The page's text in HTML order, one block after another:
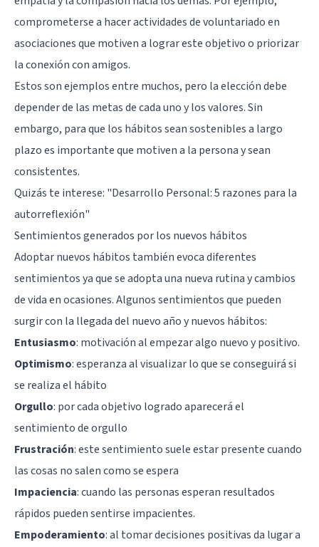
comprometerse a hacer actividades de voluntariado en
asociaciones que motiven a lograr este objetivo o priorizar
la conexión con amigos.
Estos son ejemplos entre muchos, pero la elección debe
depender de las metas de cada uno y los valores. Sin
embargo, para que los hábitos sean sostenibles a largo
plazo es importante que motiven a la persona y sean
consistentes.
Quizás te interese: "Desarrollo Personal: 5 razones para la
autorreflexión"
Sentimientos generados por los nuevos hábitos
Adoptar nuevos hábitos también evoca diferentes
sentimientos ya que se adopta una nueva rutina y cambios
de vida en ocasiones. Algunos sentimientos que pueden
surgir con la llegada del nuevo año y nuevos hábitos:
Entusiasmo: motivación al empezar algo nuevo y positivo.
Optimismo: esperanza al visualizar lo que se conseguirá si
se realiza el hábito
Orgullo: por cada objetivo logrado aparecerá el
sentimiento de orgullo
Frustración: este sentimiento suele estar presente cuando
las cosas no salen como se espera
Impaciencia: cuando las personas esperan resultados
rápidos pueden sentirse impacientes.
Empoderamiento: al tomar decisiones positivas da lugar a